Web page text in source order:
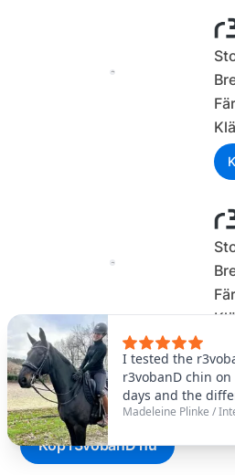
Köp r3vobanD nu